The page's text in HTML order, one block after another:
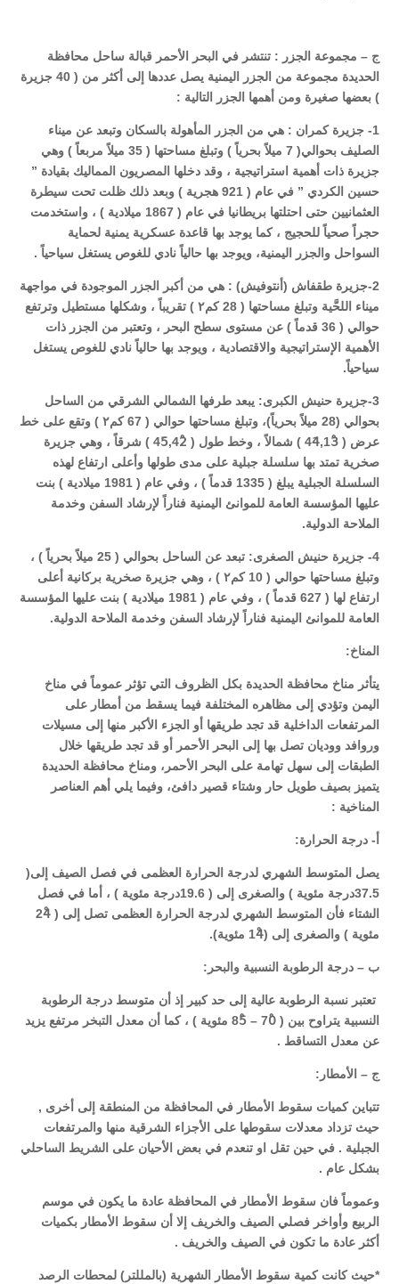
ج – مجموعة الجزر : تنتشر في البحر الأحمر قبالة ساحل محافظة
الحديدة مجموعة من الجزر اليمنية يصل عددها إلى أكثر من ( 40 جزيرة
) بعضها صغيرة ومن أهمها الجزر التالية :
1- جزيرة كمران : هي من الجزر المأهولة بالسكان وتبعد عن ميناء
الصليف بحوالي( 7 ميلاً بحرياً ) وتبلغ مساحتها ( 35 ميلاً مربعاً ) وهي
جزيرة ذات أهمية استراتيجية ، وقد دخلها المصريون المماليك بقيادة ”
حسين الكردي ” في عام ( 921 هجرية ) وبعد ذلك ظلت تحت سيطرة
العثمانيين حتى احتلتها بريطانيا في عام ( 1867 ميلادية ) ، واستخدمت
حجراً صحياً للحجيج ، كما يوجد بها قاعدة عسكرية يمنية لحماية
السواحل والجزر اليمنية، ويوجد بها حالياً نادي للغوص يستغل سياحياً .
2-جزيرة طقفاش (أنتوفيش) : هي من أكبر الجزر الموجودة في مواجهة
ميناء اللحَّية وتبلغ مساحتها ( 28 كم٢ ) تقريباً ، وشكلها مستطيل وترتفع
حوالي ( 36 قدماً ) عن مستوى سطح البحر ، وتعتبر من الجزر ذات
الأهمية الإستراتيجية والاقتصادية ، ويوجد بها حالياً نادي للغوص يستغل
سياحياً.
3-جزيرة حنيش الكبرى: يبعد طرفها الشمالي الشرقي من الساحل
بحوالي (28 ميلاً بحرياً)، وتبلغ مساحتها حوالي ( 67 كم٢ ) وتقع على خط
عرض ( 44َ,13ْ ) شمالاً ، وخط طول (
45َ,42ْ
) شرقاً ، وهي جزيرة
صخرية تمتد بها سلسلة جبلية على مدى طولها وأعلى ارتفاع لهذه
السلسلة الجبلية يبلغ ( 1335 قدماً ) ، وفي عام ( 1981 ميلادية ) بنت
عليها المؤسسة العامة للموانئ اليمنية فناراً لإرشاد السفن وخدمة
الملاحة الدولية.
4- جزيرة حنيش الصغرى: تبعد عن الساحل بحوالي ( 25 ميلاً بحرياً ) ،
وتبلغ مساحتها حوالي ( 10 كم٢ ) ، وهي جزيرة صخرية بركانية أعلى
ارتفاع لها ( 627 قدماً ) ، وفي عام ( 1981 ميلادية ) بنت عليها المؤسسة
العامة للموانئ اليمنية فناراً لإرشاد السفن وخدمة الملاحة الدولية.
المناخ:
يتأثر مناخ محافظة الحديدة بكل الظروف التي تؤثر عموماً في مناخ
اليمن وتؤدي إلى مظاهره المختلفة فيما يسقط من أمطار على
المرتفعات الداخلية قد تجد طريقها أو الجزء الأكبر منها إلى مسيلات
وروافد ووديان تصل بها إلى البحر الأحمر أو قد تجد طريقها خلال
الطبقات إلى سهل تهامة على البحر الأحمر، ومناخ محافظة الحديدة
يتميز بصيف طويل حار وشتاء قصير دافئ، وفيما يلي أهم العناصر
المناخية :
أ- درجة الحرارة:
يصل المتوسط الشهري لدرجة الحرارة العظمى في فصل الصيف إلى(
37.5درجة مئوية ) والصغرى إلى ( 19.6درجة مئوية ) ، أما في فصل
الشتاء فأن المتوسط الشهري لدرجة الحرارة العظمى تصل إلى ( 24ْ
مئوية ) والصغرى إلى (14ْ مئوية).
ب – درجة الرطوبة النسبية والبحر :
تعتبر نسبة الرطوبة عالية إلى حد كبير إذ أن متوسط درجة الرطوبة
النسبية يتراوح بين ( 70 85ْ مئوية ) ، كما أن معدل التبخر مرتفع يزيد
عن معدل التساقط .
ج – الأمطار :
تتباين كميات سقوط الأمطار في المحافظة من المنطقة إلى أخرى ,
حيث تزداد معدلات سقوطها على الأجزاء الشرقية منها والمرتفعات
الجبلية . في حين تقل او تنعدم في بعض الأحيان على الشريط الساحلي
بشكل عام .
وعموماً فان سقوط الأمطار في المحافظة عادة ما يكون في موسم
الربيع وأواخر فصلي الصيف والخريف إلا أن سقوط الأمطار بكميات
أكثر عادة ما تكون في الصيف والخريف .
*حيث كانت كمية سقوط الأمطار الشهرية (بالمللتر) لمحطات الرصد